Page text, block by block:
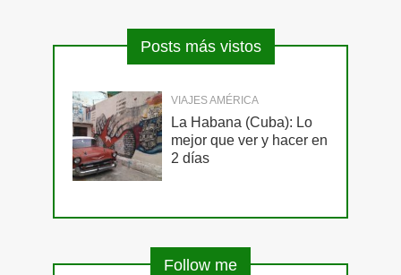
Posts más vistos
VIAJES AMÉRICA
La Habana (Cuba): Lo
mejor que ver y hacer en
2 días
Follow me